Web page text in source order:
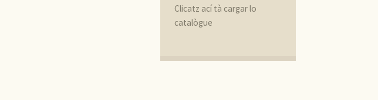
Clicatz ací tà cargar lo
catalògue